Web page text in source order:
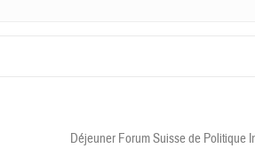
Déjeuner Forum Suisse de Politique